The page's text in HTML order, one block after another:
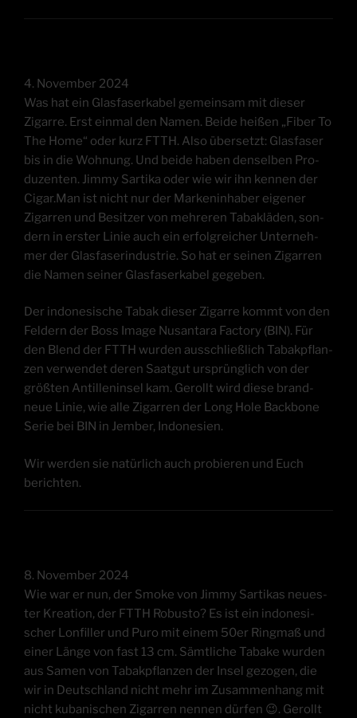
4. Novem­ber 2024
Was hat ein Glas­fa­ser­ka­bel gemein­sam mit die­ser
Zigar­re. Erst ein­mal den Namen. Bei­de hei­ßen „Fiber To
The Home“ oder kurz FTTH. Also über­setzt: Glas­fa­ser
bis in die Woh­nung. Und bei­de haben den­sel­ben Pro­
du­zen­ten. Jim­my Sar­ti­ka oder wie wir ihn ken­nen der
Cigar.Man ist nicht nur der Mar­ken­in­ha­ber eige­ner
Zigar­ren und Besit­zer von meh­re­ren Tabak­lä­den, son­
dern in ers­ter Linie auch ein erfolg­rei­cher Unter­neh­
mer der Glas­fa­ser­in­dus­trie. So hat er sei­nen Zigar­ren
die Namen sei­ner Glas­fa­ser­ka­bel gegeben.
Der indo­ne­si­sche Tabak die­ser Zigar­re kommt von den
Fel­dern der Boss Image Nus­ant­a­ra Fac­to­ry (BIN). Für
den Blend der FTTH wur­den aus­schließ­lich Tabak­pflan­
zen ver­wen­det deren Saat­gut ursprüng­lich von der
größ­ten Antil­len­in­sel kam. Gerollt wird die­se brand­
neue Linie, wie alle Zigar­ren der Long Hole Back­bone
Serie bei BIN in Jem­ber, Indonesien.
Wir wer­den sie natür­lich auch pro­bie­ren und Euch
berichten.
8. Novem­ber 2024
Wie war er nun, der Smo­ke von Jim­my Sar­ti­kas neu­es­
ter Krea­ti­on, der FTTH Robus­to? Es ist ein indo­ne­si­
scher Lon­fil­ler und Puro mit einem 50er Ring­maß und
einer Län­ge von fast 13 cm. Sämt­li­che Taba­ke wur­den
aus Samen von Tabak­pflan­zen der Insel gezo­gen, die
wir in Deutsch­land nicht mehr im Zusam­men­hang mit
nicht kuba­ni­schen Zigar­ren nen­nen dür­fen 😉. Gerollt